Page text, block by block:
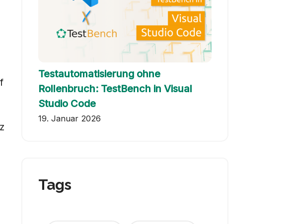
Testautomatisierung ohne
Rollenbruch: TestBench in Visual
Studio Code
19. Januar 2026
Tags